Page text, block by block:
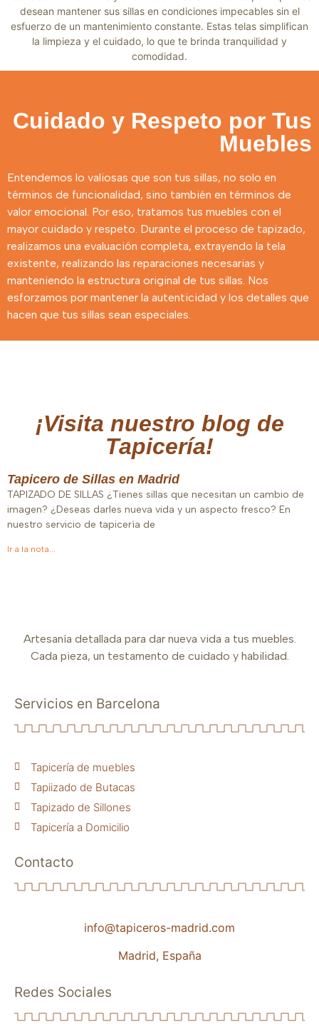
desean mantener sus sillas en condiciones impecables sin el
esfuerzo de un mantenimiento constante. Estas telas simplifican
la limpieza y el cuidado, lo que te brinda tranquilidad y
comodidad.
Cuidado y Respeto por Tus
Muebles
Entendemos lo valiosas que son tus sillas, no solo en
términos de funcionalidad, sino también en términos de
valor emocional. Por eso, tratamos tus muebles con el
mayor cuidado y respeto. Durante el proceso de tapizado,
realizamos una evaluación completa, extrayendo la tela
existente, realizando las reparaciones necesarias y
manteniendo la estructura original de tus sillas. Nos
esforzamos por mantener la autenticidad y los detalles que
hacen que tus sillas sean especiales.
¡Visita nuestro blog de
Tapicería!
Tapicero de Sillas en Madrid
TAPIZADO DE SILLAS ¿Tienes sillas que necesitan un cambio de
imagen? ¿Deseas darles nueva vida y un aspecto fresco? En
nuestro servicio de tapicería de
Ir a la nota...
Artesanía detallada para dar nueva vida a tus muebles.
Cada pieza, un testamento de cuidado y habilidad.
Servicios en Barcelona
Tapicería de muebles
Tapiizado de Butacas
Tapizado de Sillones
Tapicería a Domicilio
Contacto
info@tapiceros-madrid.com
Madrid, España
Redes Sociales